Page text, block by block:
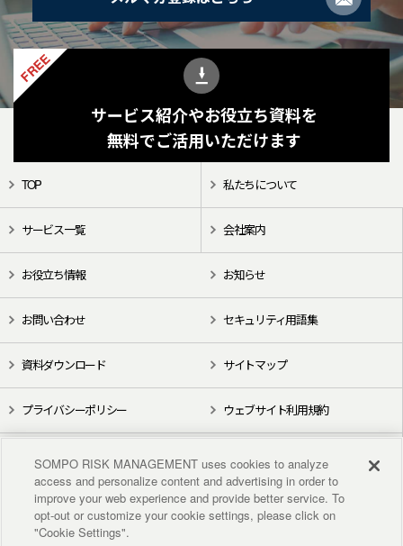
FREE
サービス紹介やお役立ち資料を
無料でご活用いただけます
TOP 私たちについて
サービス一覧 会社案内
お役立ち情報 お知らせ
お問い合わせ セキュリティ用語集
資料ダウンロード サイトマップ
プライバシーポリシー ウェブサイト利用規約
X（旧Twitter） YouTube
SOMPO RISK MANAGEMENT uses cookies to analyze
access and personalize content and advertising in order to
improve your web experience and provide better service. To
opt-out or customize your cookie settings, please click on
"Cookie Settings".